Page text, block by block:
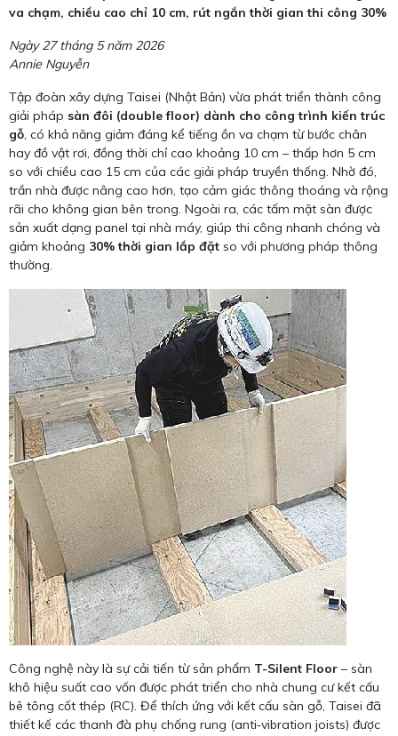
va chạm, chiều cao chỉ 10 cm, rút ngắn thời gian thi công 30%
Ngày 27 tháng 5 năm 2026
Annie Nguyễn
Tập đoàn xây dựng Taisei (Nhật Bản) vừa phát triển thành công
giải pháp sàn đôi (double floor) dành cho công trình kiến trúc
gỗ, có khả năng giảm đáng kể tiếng ồn va chạm từ bước chân
hay đồ vật rơi, đồng thời chỉ cao khoảng 10 cm – thấp hơn 5 cm
so với chiều cao 15 cm của các giải pháp truyền thống. Nhờ đó,
trần nhà được nâng cao hơn, tạo cảm giác thông thoáng và rộng
rãi cho không gian bên trong. Ngoài ra, các tấm mặt sàn được
sản xuất dạng panel tại nhà máy, giúp thi công nhanh chóng và
giảm khoảng 30% thời gian lắp đặt so với phương pháp thông
thường.
Công nghệ này là sự cải tiến từ sản phẩm T-Silent Floor – sàn
khô hiệu suất cao vốn được phát triển cho nhà chung cư kết cấu
bê tông cốt thép (RC). Để thích ứng với kết cấu sàn gỗ, Taisei đã
thiết kế các thanh đà phụ chống rung (anti‑vibration joists) được